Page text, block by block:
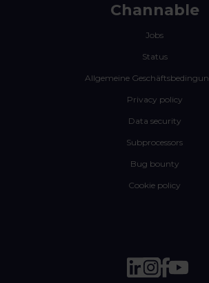
Channable
Jobs
Status
Allgemeine
Privacy policy
Data security
Subprocessors
Bug bounty
Cookie policy